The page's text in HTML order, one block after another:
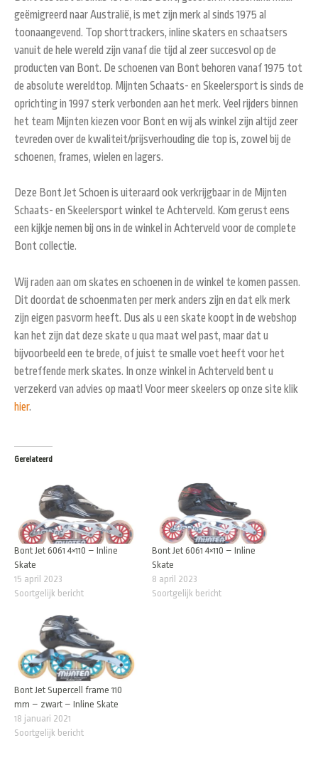
geëmigreerd naar Australië, is met zijn merk al sinds 1975 al
toonaangevend. Top shorttrackers, inline skaters en schaatsers
vanuit de hele wereld zijn vanaf die tijd al zeer succesvol op de
producten van Bont. De schoenen van Bont behoren vanaf 1975 tot
de absolute wereldtop. Mijnten Schaats- en Skeelersport is sinds de
oprichting in 1997 sterk verbonden aan het merk. Veel rijders binnen
het team Mijnten kiezen voor Bont en wij als winkel zijn altijd zeer
tevreden over de kwaliteit/prijsverhouding die top is, zowel bij de
schoenen, frames, wielen en lagers.
Deze Bont Jet Schoen is uiteraard ook verkrijgbaar in de Mijnten
Schaats- en Skeelersport winkel te Achterveld. Kom gerust eens
een kijkje nemen bij ons in de winkel in Achterveld voor de complete
Bont collectie.
Wij raden aan om skates en schoenen in de winkel te komen passen.
Dit doordat de schoenmaten per merk anders zijn en dat elk merk
zijn eigen pasvorm heeft. Dus als u een skate koopt in de webshop
kan het zijn dat deze skate u qua maat wel past, maar dat u
bijvoorbeeld een te brede, of juist te smalle voet heeft voor het
betreffende merk skates. In onze winkel in Achterveld bent u
verzekerd van advies op maat! Voor meer skeelers op onze site klik
hier.
Gerelateerd
Bont Jet 6061 4×110 – Inline
Skate
15 april 2023
Soortgelijk bericht
Bont Jet 6061 4×110 – Inline
Skate
8 april 2023
Soortgelijk bericht
Bont Jet Supercell frame 110
mm – zwart – Inline Skate
18 januari 2021
Soortgelijk bericht